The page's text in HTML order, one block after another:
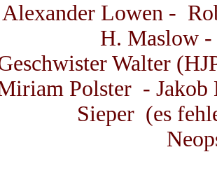
Alexander Lowen -
H. Maslow
Walter
Polster -
Sieper (es